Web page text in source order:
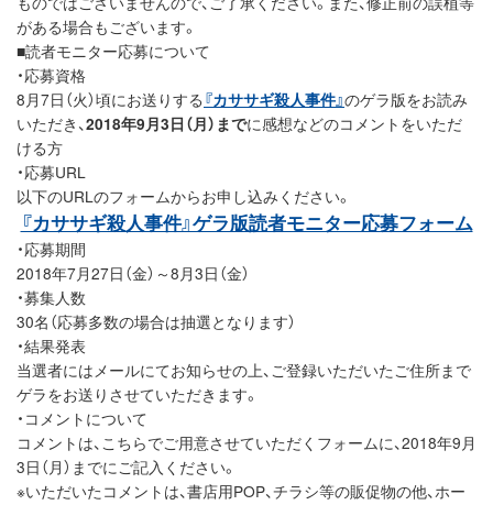
がある場合もございます。
■読者モニター応募について
・応募資格
8月7日（火）頃にお送りする 『カササギ殺人事件』のゲラ版をお読み
いただき、2018年9月3日（月）までに感想などのコメントをいただ
ける方
・応募URL
以下のURLのフォームからお申し込みください。
『カササギ殺人事件』ゲラ版読者モニター応募フォーム
・応募期間
2018年7月27日（金）～8月3日（金）
・募集人数
30名（応募多数の場合は抽選となります）
・結果発表
当選者にはメールにてお知らせの上、ご登録いただいたご住所まで
ゲラをお送りさせていただきます。
・コメントについて
コメントは、こちらでご用意させていただくフォームに、2018年9月
3日（月）までにご記入ください。
※いただいたコメントは、書店用POP、チラシ等の販促物の他、ホー